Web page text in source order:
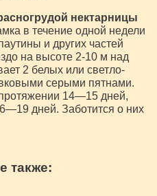
нектарницы
в течение одной недели
и других частей
на высоте 2-10 м над
2 белых или светло-
серыми пятнами.
14—15 дней,
дней. Заботится о них
также: